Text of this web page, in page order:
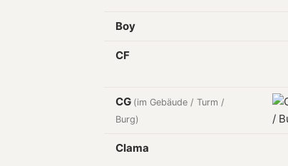
Boy
CF
CG (im Gebäude / Turm /
Burg)
Clama